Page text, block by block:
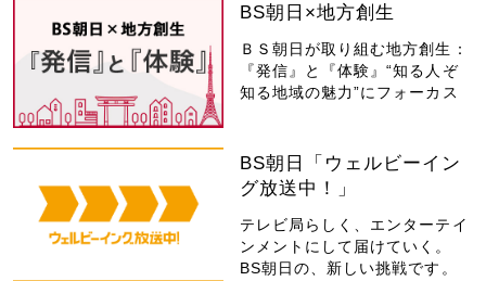
BS朝日×地方創生
ＢＳ朝日が取り組む地方創生：
『発信』と『体験』“知る人ぞ
知る地域の魅力”にフォーカス
BS朝日「ウェルビーイン
グ放送中！」
テレビ局らしく、エンターテイ
ンメントにして届けていく。
BS朝日の、新しい挑戦です。